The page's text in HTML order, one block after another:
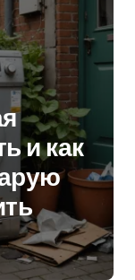
и как